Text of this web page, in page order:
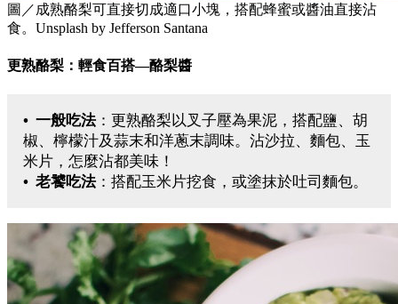
圖／成熟酪梨可直接切成適口小塊，搭配蜂蜜或醬油直接沾
食。Unsplash by Jefferson Santana
更熟酪梨：輕食百搭—酪梨醬
• 一般吃法：更熟酪梨以叉子壓為果泥，搭配鹽、胡
椒、檸檬汁及蒜末和洋蔥末調味。沾沙拉、麵包、玉
米片，怎麼沾都美味！
• 老饕吃法：搭配玉米片挖食，或塗抹於吐司麵包。